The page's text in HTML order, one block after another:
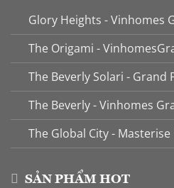
Glory Heights - Vinhomes
The Origami -
The Beverly Solari - Grand
The Beverly - Vinhomes
The Global City - Masterise
SẢN PHẨM HOT